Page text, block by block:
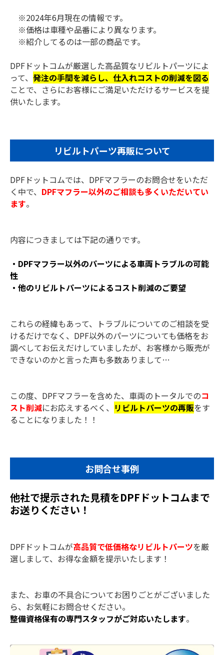
※2024年6月現在の情報です。
※価格は車種や品番により異なります。
※紹介してるのは一部の商品です。
DPFドットコムが厳選した高品質なリビルトパーツによ
って、 発注の手間を減らし、仕入れコストの削減を図る
ことで、さらにお客様にご満足いただけるサービスを提
供いたします。
リビルトパーツ再販について
DPFドットコムでは、DPFマフラーのお問合せをいただ
く中で、 DPFマフラー以外のご相談も多くいただいてい
ます。
内容につきましては下記の通りです。
・DPFマフラー以外のパーツによる車両トラブルの可能
性
・他のリビルトパーツによるコスト削減のご要望
これらの経緯もあって、トラブルについてのご相談を受
けるだけでなく、DPF以外のパーツについても価格をお
調べしてお伝えだけしていましたが、お客様から販売が
できないのかと言った声も多数ありまして…
この度、DPFマフラーを含めた、車両のトータルでのコ
スト削減にお応えするべく、 リビルトパーツの再販をす
ることになりました！！
お問合せ事例
他社で提示された見積をDPFドットコムまで
お送りください！
DPFドットコムが高品質で低価格なリビルトパーツを厳
選しまして、お得な金額を提示いたします！
また、お車の不具合についてお困りごとがございました
ら、お気軽にお問合せください。
整備資格保有の専門スタッフがご対応いたします。